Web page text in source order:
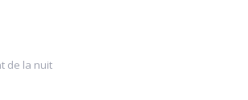
de la nuit